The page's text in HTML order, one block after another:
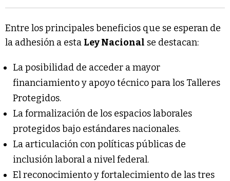
Entre los principales beneficios que se esperan de
la adhesión a esta Ley Nacional se destacan:
La posibilidad de acceder a mayor
financiamiento y apoyo técnico para los Talleres
Protegidos.
La formalización de los espacios laborales
protegidos bajo estándares nacionales.
La articulación con políticas públicas de
inclusión laboral a nivel federal.
El reconocimiento y fortalecimiento de las tres